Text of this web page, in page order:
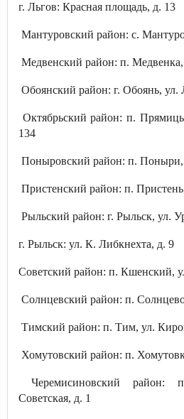
г. Льгов: Красная площадь, д. 13
Мантуровский район: с.
Медвенский район: п.
Обоянский район: г. Обоянь, ул.
Октябрьский район: п.
134
Поныровский район: п. Поныри,
Пристенский район: п.
Рыльский район: г. Рыльск, ул.
г. Рыльск: ул. К. Либкнехта, д. 9
Советский район: п. Кшенский,
Солнцевский район: п.
Тимский район: п. Тим, ул.
Хомутовский район: п.
Черемисиновский район:
Советская, д. 1